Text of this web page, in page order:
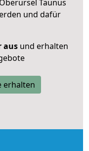
Taunus
und dafür
ausund erhalten
erhalten